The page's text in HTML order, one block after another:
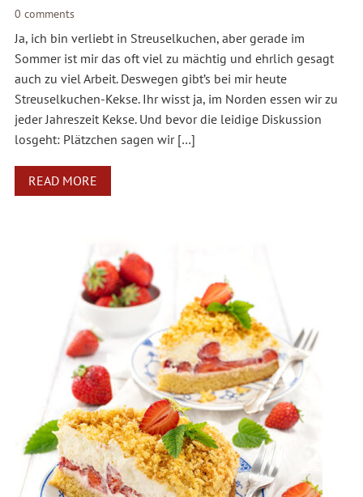
0 comments
Ja, ich bin verliebt in Streuselkuchen, aber gerade im
Sommer ist mir das oft viel zu mächtig und ehrlich gesagt
auch zu viel Arbeit. Deswegen gibt’s bei mir heute
Streuselkuchen-Kekse. Ihr wisst ja, im Norden essen wir zu
jeder Jahreszeit Kekse. Und bevor die leidige Diskussion
losgeht: Plätzchen sagen wir […]
READ MORE